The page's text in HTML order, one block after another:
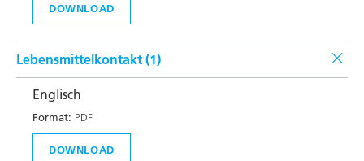
DOWNLOAD
Lebensmittelkontakt (1)
Englisch
Format: PDF
DOWNLOAD